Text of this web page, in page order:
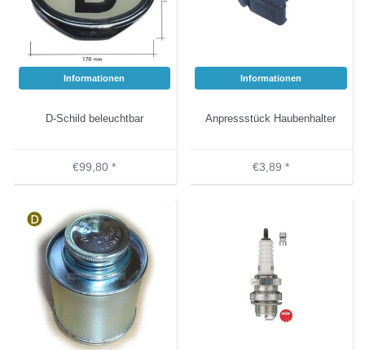
Informationen
D-Schild beleuchtbar
€99,80 *
Informationen
Anpressstück Haubenhalter
€3,89 *